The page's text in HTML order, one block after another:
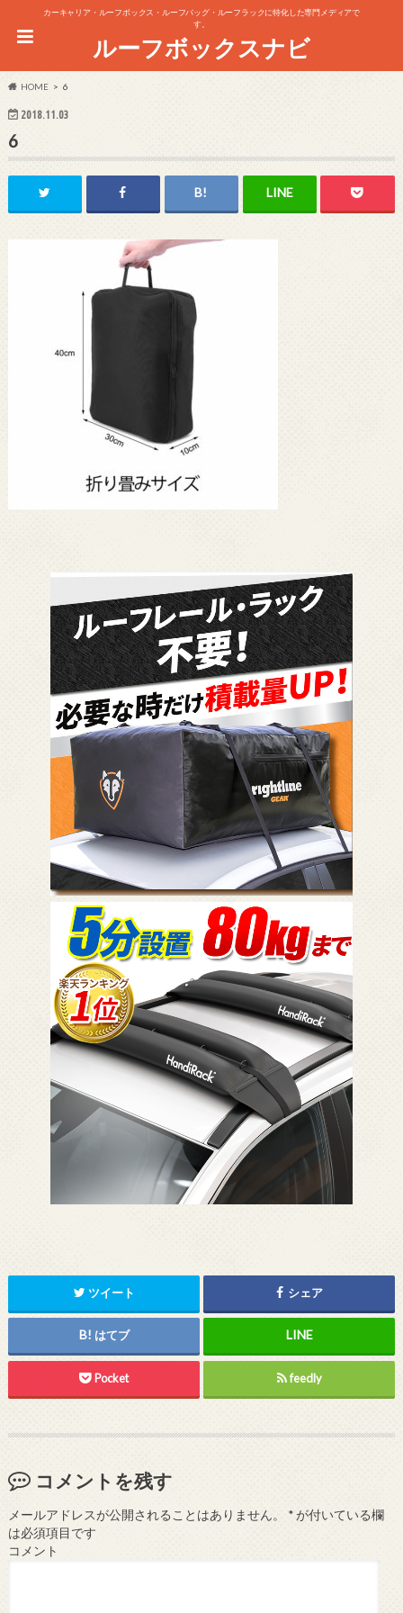
カーキャリア・ルーフボックス・ルーフバッグ・ルーフラックに特化した専門メディアで
す。
ルーフボックスナビ
HOME 6
2018.11.03
6
ツイート シェア
はてブ
Pocket feedly
コメントを残す
メールアドレスが公開されることはありません。 *が付いている欄
は必須項目です
コメント